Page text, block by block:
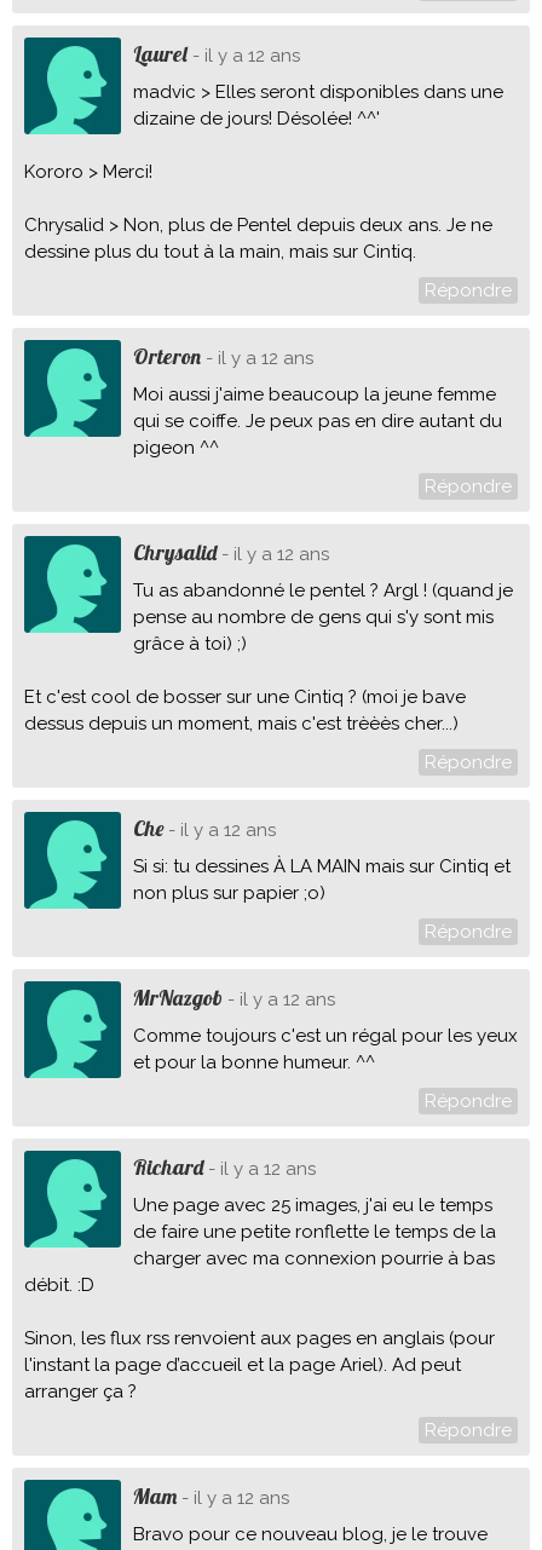
Laurel- il y a 12 ans
madvic > Elles seront disponibles dans une
dizaine de jours! Désolée! ^^'
Kororo > Merci!
Chrysalid > Non, plus de Pentel depuis deux ans. Je ne
dessine plus du tout à la main, mais sur Cintiq.
Répondre
Orteron - il y a 12 ans
Moi aussi j'aime beaucoup la jeune femme
qui se coiffe. Je peux pas en dire autant du
pigeon ^^
Répondre
Chrysalid- il y a 12 ans
Tu as abandonné le pentel ? Argl ! (quand je
pense au nombre de gens qui s'y sont mis
grâce à toi) ;)
Et c'est cool de bosser sur une Cintiq ? (moi je bave
dessus depuis un moment, mais c'est trèèès cher...)
Répondre
Che- il y a 12 ans
Si si: tu dessines À LA MAIN mais sur Cintiq et
non plus sur papier ;o)
Répondre
MrNazgob - il y a 12 ans
Comme toujours c'est un régal pour les yeux
et pour la bonne humeur. ^^
Répondre
Richard- il y a 12 ans
Une page avec 25 images, j'ai eu le temps
de faire une petite ronflette le temps de la
charger avec ma connexion pourrie à bas
débit. :D
Sinon, les flux rss renvoient aux pages en anglais (pour
l'instant la page d’accueil et la page Ariel). Ad peut
arranger ça ?
Répondre
Mam- il y a 12 ans
Bravo pour ce nouveau blog, je le trouve